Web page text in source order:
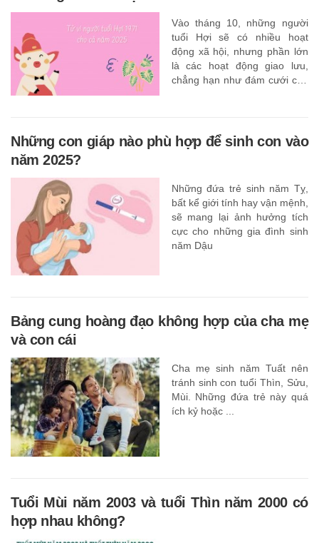
Vào tháng 10, những người
tuổi Hợi sẽ có nhiều hoạt
động xã hội, nhưng phần lớn
là các hoạt động giao lưu,
chẳng hạn như đám cưới của
Những con giáp nào phù hợp để sinh con vào
năm 2025?
Những đứa trẻ sinh năm Tỵ,
bất kể giới tính hay vận mệnh,
sẽ mang lại ảnh hưởng tích
cực cho những gia đình sinh
năm Dậu
Bảng cung hoàng đạo không hợp của cha mẹ
và con cái
Cha mẹ sinh năm Tuất nên
tránh sinh con tuổi Thìn, Sửu,
Mùi. Những đứa trẻ này quá
ích kỷ hoặc ...
Tuổi Mùi năm 2003 và tuổi Thìn năm 2000 có
hợp nhau không?